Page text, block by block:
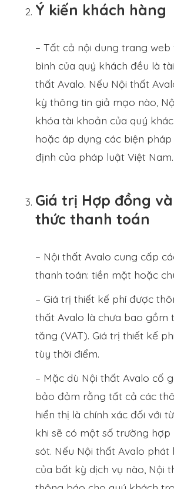
Ý kiến khách hàng
– Tất cả nội dung trang web
bình của quý khách đều là
thất Avalo. Nếu Nội thất
kỳ thông tin giả mạo nào,
khóa tài khoản của quý
hoặc áp dụng các biện
định của pháp luật Việt Nam.
Giá trị Hợp đồng
thức thanh toán
– Nội thất Avalo cung cấp
thanh toán: tiền mặt hoặc
– Giá trị thiết kế phí được
thất Avalo là chưa bao gồm
tăng (VAT). Giá trị thiết kế
tùy thời điểm.
– Mặc dù Nội thất Avalo cố
bảo đảm rằng tất cả các
hiển thị là chính xác đối với
khi sẽ có một số trường hợp
sót. Nếu Nội thất Avalo phát
của bất kỳ dịch vụ nào, Nội